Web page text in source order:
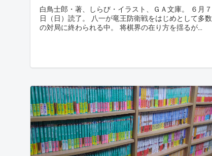
白鳥士郎・著、しらび・イラスト、ＧＡ文庫。 ６月７
日（日）読了。 八一が竜王防衛戦をはじめとして多数
の対局に終わられる中。 将棋界の在り方を揺るが